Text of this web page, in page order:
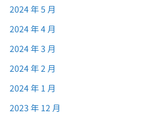
2024 年 5 月
2024 年 4 月
2024 年 3 月
2024 年 2 月
2024 年 1 月
2023 年 12 月